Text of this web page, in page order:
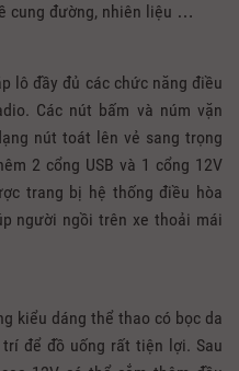
cung đường, nhiên liệu …
lô đầy đủ các chức năng điều
Các nút bấm và núm vặn
nút toát lên vẻ sang trọng
2 cổng USB và 1 cổng 12V
trang bị hệ thống điều hòa
người ngồi trên xe thoải mái
kiểu dáng thể thao có bọc da
để đồ uống rất tiện lợi. Sau